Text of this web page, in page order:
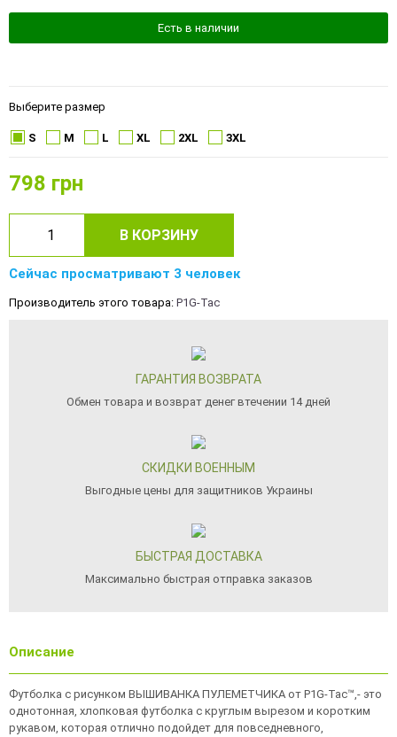
Есть в наличии
Выберите размер
S M L XL 2XL 3XL
798 грн
В КОРЗИНУ
Сейчас просматривают 3 человек
Производитель этого товара: P1G-Tac
ГАРАНТИЯ ВОЗВРАТА
Обмен товара и возврат денег втечении 14 дней
СКИДКИ ВОЕННЫМ
Выгодные цены для защитников Украины
БЫСТРАЯ ДОСТАВКА
Максимально быстрая отправка заказов
Описание
Футболка с рисунком ВЫШИВАНКА ПУЛЕМЕТЧИКА от P1G-Tac™,- это
однотонная, хлопковая футболка с круглым вырезом и коротким
рукавом, которая отлично подойдет для повседневного,